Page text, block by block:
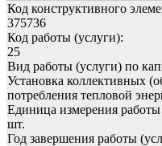
Код конструктивного
375736
Код работы (услуги):
25
Вид работы (услуги) по
Установка коллективных
потребления тепловой
Единица измерения работы
шт.
Год завершения работы